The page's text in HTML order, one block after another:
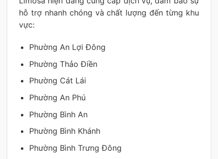
hỗ trợ nhanh chóng và chất lượng đến từng khu
vực:
Phường An Lợi Đông
Phường Thảo Điền
Phường Cát Lái
Phường An Phú
Phường Bình An
Phường Bình Khánh
Phường Bình Trưng Đông